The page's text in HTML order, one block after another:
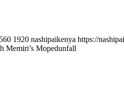
1920 nashipaikenya https://
Memiri’s Mopedunfall